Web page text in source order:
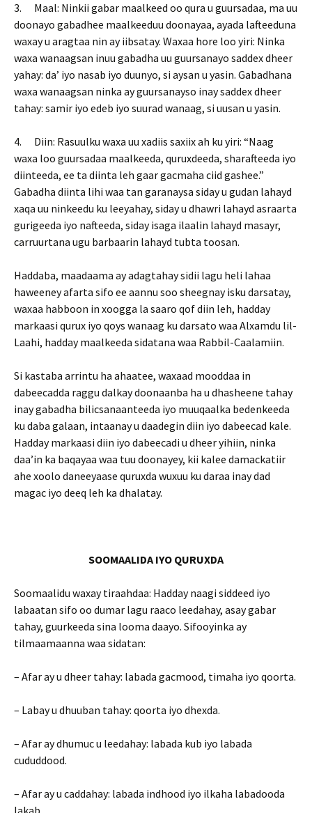
3. Maal: Ninkii gabar maalkeed oo qura u guursadaa, ma uu
doonayo gabadhee maalkeeduu doonayaa, ayada lafteeduna
waxay u aragtaa nin ay iibsatay. Waxaa hore loo yiri: Ninka
waxa wanaagsan inuu gabadha uu guursanayo saddex dheer
yahay: da’ iyo nasab iyo duunyo, si aysan u yasin. Gabadhana
waxa wanaagsan ninka ay guursanayso inay saddex dheer
tahay: samir iyo edeb iyo suurad wanaag, si uusan u yasin.
4. Diin: Rasuulku waxa uu xadiis saxiix ah ku yiri: “Naag
waxa loo guursadaa maalkeeda, quruxdeeda, sharafteeda iyo
diinteeda, ee ta diinta leh gaar gacmaha ciid gashee.”
Gabadha diinta lihi waa tan garanaysa siday u gudan lahayd
xaqa uu ninkeedu ku leeyahay, siday u dhawri lahayd asraarta
gurigeeda iyo nafteeda, siday isaga ilaalin lahayd masayr,
carruurtana ugu barbaarin lahayd tubta toosan.
Haddaba, maadaama ay adagtahay sidii lagu heli lahaa
haweeney afarta sifo ee aannu soo sheegnay isku darsatay,
waxaa habboon in xoogga la saaro qof diin leh, hadday
markaasi qurux iyo qoys wanaag ku darsato waa Alxamdu lil-
Laahi, hadday maalkeeda sidatana waa Rabbil-Caalamiin.
Si kastaba arrintu ha ahaatee, waxaad mooddaa in
dabeecadda raggu dalkay doonaanba ha u dhasheene tahay
inay gabadha bilicsanaanteeda iyo muuqaalka bedenkeeda
ku daba galaan, intaanay u daadegin diin iyo dabeecad kale.
Hadday markaasi diin iyo dabeecadi u dheer yihiin, ninka
daa’in ka baqayaa waa tuu doonayey, kii kalee damackatiir
ahe xoolo daneeyaase quruxda wuxuu ku daraa inay dad
magac iyo deeq leh ka dhalatay.
SOOMAALIDA IYO QURUXDA
Soomaalidu waxay tiraahdaa: Hadday naagi siddeed iyo
labaatan sifo oo dumar lagu raaco leedahay, asay gabar
tahay, guurkeeda sina looma daayo. Sifooyinka ay
tilmaamaanna waa sidatan:
– Afar ay u dheer tahay: labada gacmood, timaha iyo qoorta.
– Labay u dhuuban tahay: qoorta iyo dhexda.
– Afar ay dhumuc u leedahay: labada kub iyo labada
cududdood.
– Afar ay u caddahay: labada indhood iyo ilkaha labadooda
lakab.